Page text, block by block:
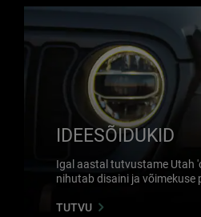
IDEESÕIDUKID
Igal aastal tutvustame Utah
nihutab disaini ja võimekuse
TUTVU